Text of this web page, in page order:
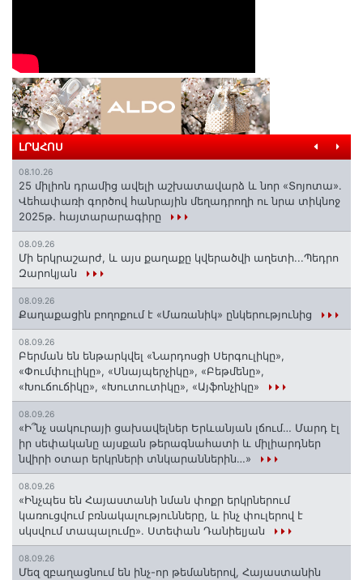
ԼՐԱՀՈՍ
08.10.26
25 միլիոն դրամից ավելի աշխատավարձ և նոր «Տոյոտա»․
Վեհափառի գործով հանրային մեղադրողի ու նրա տիկնոջ
2025թ. հայտարարագիրը
08.09.26
Մի երկրաշարժ, և այս քաղաքը կվերածվի աղետի...Պեդրո
Զարոկյան
08.09.26
Քաղաքացին բողոքում է «Մառանիկ» ընկերությունից
08.09.26
Բերման են ենթարկվել «Նարդոսցի Սերգուլիկը»,
«Փումփուլիկը», «Սնայպերչիկը», «Բեթմենը»,
«Խուճուճիկը», «Խուտուտիկը», «Այֆոնչիկը»
08.09.26
«Ի՞նչ սակուրայի ցախավելներ Երևանյան լճում… Մարդ էլ
իր սեփականը այսքան թերագնահատի և միլիարդներ
նվիրի օտար երկրների տնկարաններին…»
08.09.26
«Ինչպես են Հայաստանի նման փոքր երկրներում
կառուցվում բռնակալությունները, և ինչ փուլերով է
սկսվում տապալումը». Ստեփան Դանիելյան
08.09.26
Մեզ զբաղացնում են ինչ-որ թեմաներով, Հայաստանին